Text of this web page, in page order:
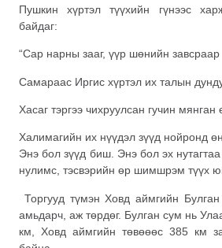
Пушкин хүртэл түүхийн гүнээс
байдаг:
“Сар нарны зааг, үүр шөнийн завсраар
Самараас Иргис хүртэл их талын
Хасаг тэргээ чихруулсан гучин мянган
Халимагийн их нүүдэл зүүд нойронд
Энэ бол зүүд биш. Энэ бол эх
нулимс, тэсвэрийн өр шимшрэм түүх
Торгууд түмэн Ховд аймгийн
амьдарч, аж төрдөг. Булган сум нь
км, Ховд аймгийн төвөөөс 385 км